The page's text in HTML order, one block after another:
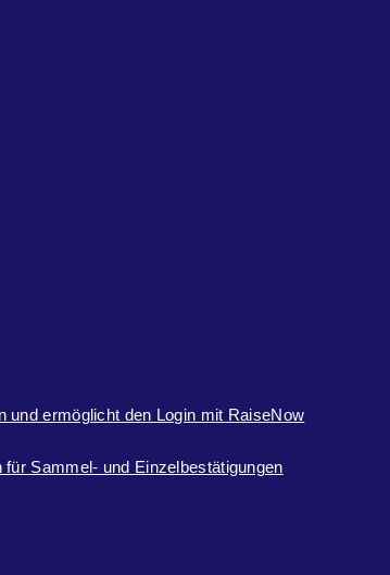
und ermöglicht den Login mit RaiseNow
Sammel- und Einzelbestätigungen